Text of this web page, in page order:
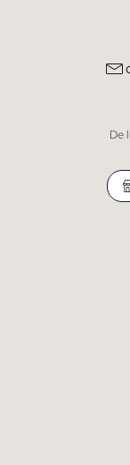
He leído y
* Puedes
De